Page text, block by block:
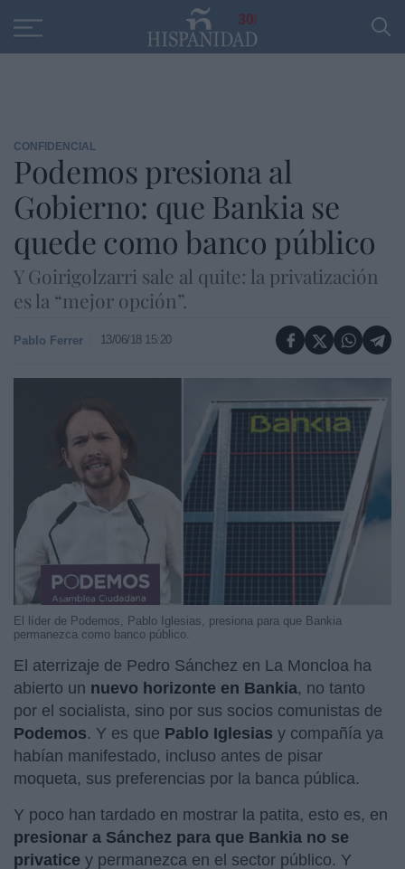
30
CONFIDENCIAL
Podemos presiona al
Gobierno: que Bankia se
quede como banco público
Y Goirigolzarri sale al quite: la privatización
es la “mejor opción”.
Pablo Ferrer 13/06/18 15:20
El líder de Podemos, Pablo Iglesias, presiona para que Bankia
permanezca como banco público.
El aterrizaje de Pedro Sánchez en La Moncloa ha
abierto un nuevo horizonte en Bankia, no tanto
por el socialista, sino por sus socios comunistas de
Podemos. Y es que Pablo Iglesias y compañía ya
habían manifestado, incluso antes de pisar
moqueta, sus preferencias por la banca pública.
Y poco han tardado en mostrar la patita, esto es, en
presionar a Sánchez para que Bankia no se
privatice y permanezca en el sector público. Y